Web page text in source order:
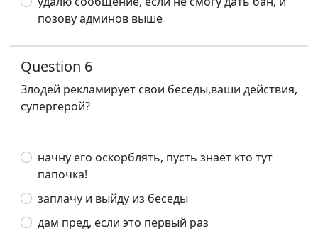
позову админов выше
Question 6
Злодей рекламирует свои беседы,ваши действия,
супергерой?
начну его оскорблять, пусть знает кто тут
папочка!
заплачу и выйду из беседы
дам пред, если это первый раз